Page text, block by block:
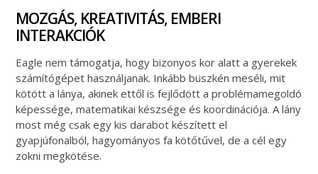
MOZGÁS, KREATIVITÁS, EMBERI
INTERAKCIÓK
Eagle nem támogatja, hogy bizonyos kor alatt a gyerekek
számítógépet használjanak. Inkább büszkén meséli, mit
kötött a lánya, akinek ettől is fejlődött a problémamegoldó
képessége, matematikai készsége és koordinációja. A lány
most még csak egy kis darabot készített el
gyapjúfonalból, hagyományos fa kötőtűvel, de a cél egy
zokni megkötése.